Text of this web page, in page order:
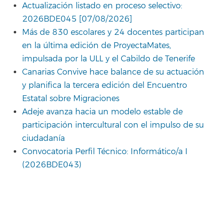
Actualización listado en proceso selectivo:
2026BDE045 [07/08/2026]
Más de 830 escolares y 24 docentes participan
en la última edición de ProyectaMates,
impulsada por la ULL y el Cabildo de Tenerife
Canarias Convive hace balance de su actuación
y planifica la tercera edición del Encuentro
Estatal sobre Migraciones
Adeje avanza hacia un modelo estable de
participación intercultural con el impulso de su
ciudadanía
Convocatoria Perfil Técnico: Informático/a I
(2026BDE043)